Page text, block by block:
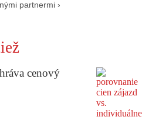
partnermi ›
cenový